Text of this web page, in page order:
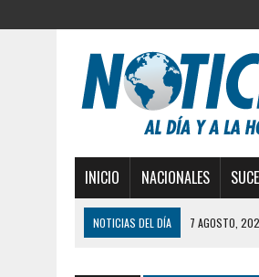
INICIO NACIONALES
NOTICIAS DEL DÍA 7 AGOSTO,